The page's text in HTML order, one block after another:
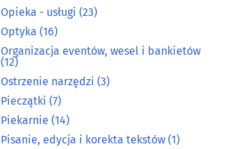
Opieka - usługi (23)
Optyka (16)
Organizacja eventów, wesel i bankietów
(12)
Ostrzenie narzędzi (3)
Pieczątki (7)
Piekarnie (14)
Pisanie, edycja i korekta tekstów (1)